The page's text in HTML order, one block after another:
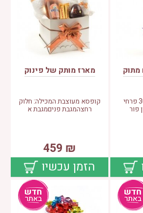
מתוק
כלי זכוכית המכיל 30 פרחי
פור
מארז מותק של פינוק
קופסא מעוצבת המכילה: חלוק
רחצהמגבת פניםמגבת א
₪
459
הזמן עכשיו